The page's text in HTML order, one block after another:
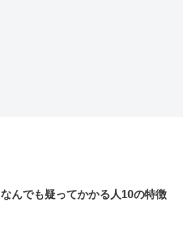
なんでも疑ってかかる人10の特徴